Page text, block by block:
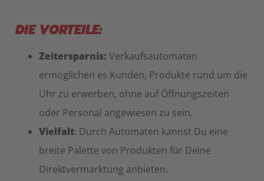
DIE VORTEILE:
Zeitersparnis: Verkaufsautomaten
ermöglichen es Kunden, Produkte rund um die
Uhr zu erwerben, ohne auf Öffnungszeiten
oder Personal angewiesen zu sein.
Vielfalt: Durch Automaten kannst Du eine
breite Palette von Produkten für Deine
Direktvermarktung anbieten.